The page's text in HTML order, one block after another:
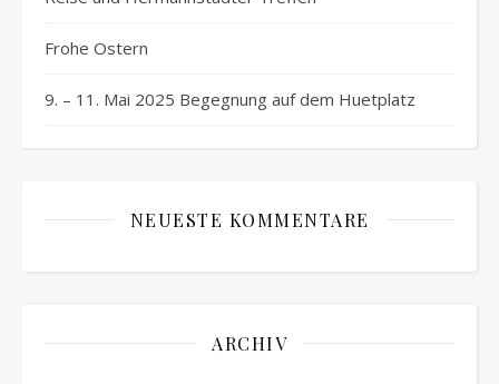
Frohe Ostern
9. – 11. Mai 2025 Begegnung auf dem Huetplatz
NEUESTE KOMMENTARE
ARCHIV